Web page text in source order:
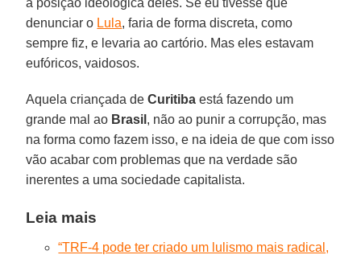
denunciar o Lula, faria de forma discreta, como
sempre fiz, e levaria ao cartório. Mas eles estavam
eufóricos, vaidosos.
Aquela criançada deCuritiba está fazendo um
grande mal ao Brasil , não ao punir a corrupção, mas
na forma como fazem isso, e na ideia de que com isso
vão acabar com problemas que na verdade são
inerentes a uma sociedade capitalista.
Leia mais
“TRF-4 pode ter criado um lulismo mais radical,